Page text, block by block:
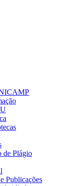
de Plágio
Publicações